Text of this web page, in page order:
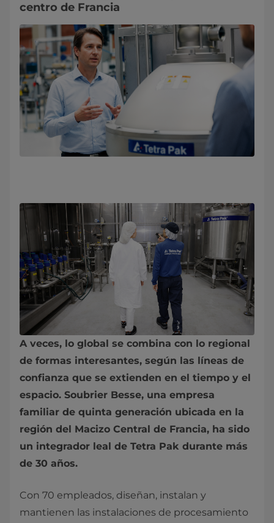
centro de Francia
A veces, lo global se combina con lo regional
de formas interesantes, según las líneas de
confianza que se extienden en el tiempo y el
espacio. Soubrier Besse, una empresa
familiar de quinta generación ubicada en la
región del Macizo Central de Francia, ha sido
un integrador leal de Tetra Pak durante más
de 30 años.
Con 70 empleados, diseñan, instalan y
mantienen las instalaciones de procesamiento